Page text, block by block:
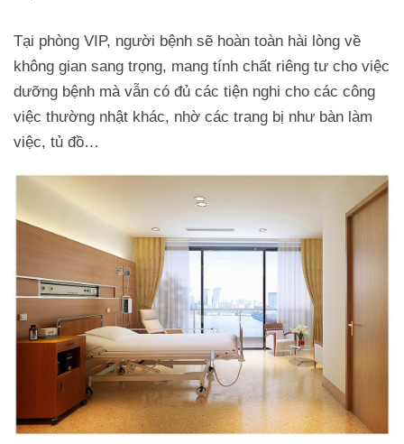
Tại phòng VIP, người bệnh sẽ hoàn toàn hài lòng về
không gian sang trọng, mang tính chất riêng tư cho việc
dưỡng bệnh mà vẫn có đủ các tiện nghi cho các công
việc thường nhật khác, nhờ các trang bị như bàn làm
việc, tủ đồ…